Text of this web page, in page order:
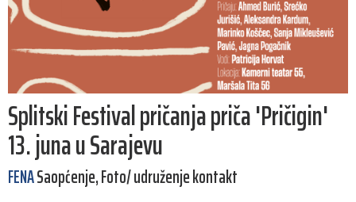
Splitski Festival pričanja priča 'Pričigin'
13. juna u Sarajevu
FENASaopćenje, Foto/ udruženje kontakt